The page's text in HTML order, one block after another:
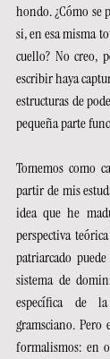
hondo. ¿Cómo se
si, en esa misma
cuello? No creo,
escribir haya
estructuras de
pequeña parte
Tomemos como
partir de mis
idea que he
perspectiva
patriarcado
sistema de
específica de
gramsciano. Pero
formalismos: en